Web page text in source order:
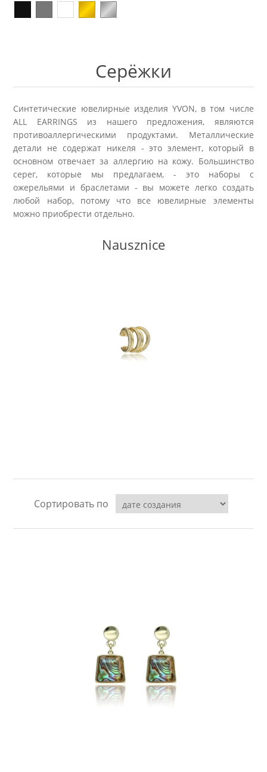
Akcesoria
Różańce
Ekspozytory i opakowania
Naszyjniki męskie
Sygnety męskie i obrączki
Kolczyki męskie
Kolekcja ZODIAK
BRELOKI
Kamienie naturalne
Biżuteria ślubna
Wieczorowa
Stal szlachetna 316L
Biżuteria metalowa
KAMIENIE NATURALNE
AWENTURYN
JASPIS
KOCIE OKO / KWARC
TYGRYSIE OKO
Серёжки
Синтетические ювелирные изделия YVON, в том числе
ALL EARRINGS из нашего предложения, являются
противоаллергическими продуктами. Металлические
детали не содержат никеля - это элемент, который в
основном отвечает за аллергию на кожу. Большинство
серег, которые мы предлагаем, - это наборы с
ожерельями и браслетами - вы можете легко создать
любой набор, потому что все ювелирные элементы
можно приобрести отдельно.
Nausznice
Сортировать по